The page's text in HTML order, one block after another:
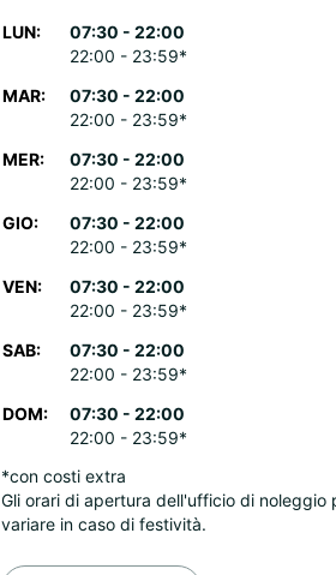
LUN:
07:30 - 22:00
22:00 - 23:59*
MAR:
07:30 - 22:00
22:00 - 23:59*
MER:
07:30 - 22:00
22:00 - 23:59*
GIO:
07:30 - 22:00
22:00 - 23:59*
VEN:
07:30 - 22:00
22:00 - 23:59*
SAB:
07:30 - 22:00
22:00 - 23:59*
DOM:
07:30 - 22:00
22:00 - 23:59*
*con costi extra
Gli orari di apertura dell'ufficio di noleggio
variare in caso di festività.